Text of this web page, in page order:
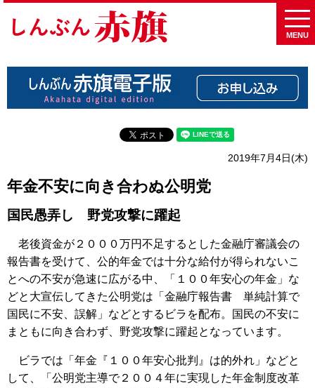
MENU
2019年7月4日(木)
年金不安に向き合わぬ公明党
国民愚弄し 野党攻撃に躍起
老後資金が２０００万円不足するとした金融庁審議会の
報告書を受けて、公的年金では十分な給付が得られないこ
とへの不安が急速に広がる中、「１００年安心の年金」な
どと大宣伝してきた公明党は「金融庁報告書 単純計算で
国民に不安、誤解」などとするビラを配布。国民の不安に
まともに向き合わず、野党攻撃に躍起となっています。
ビラでは「年金『１００年安心批判』は的外れ」などと
して、「公明党主導で２００４年に実現した年金制度改革